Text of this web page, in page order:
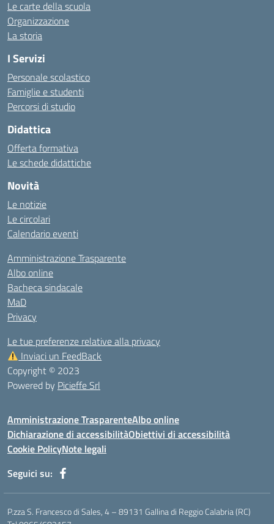
Le carte della scuola
Organizzazione
La storia
I Servizi
Personale scolastico
Famiglie e studenti
Percorsi di studio
Didattica
Offerta formativa
Le schede didattiche
Novità
Le notizie
Le circolari
Calendario eventi
Amministrazione Trasparente
Albo online
Bacheca sindacale
MaD
Privacy
Le tue preferenze relative alla privacy
Inviaci un FeedBack
Copyright © 2023
Powered by Picieffe Srl
Amministrazione TrasparenteAlbo online
Dichiarazione di accessibilitàObiettivi di accessibilità
Cookie PolicyNote legali
Seguici su:
P.zza S. Francesco di Sales, 4 – 89131 Gallina di Reggio Calabria (RC)